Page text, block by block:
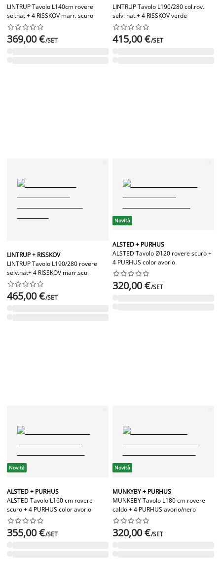
LINTRUP Tavolo L140cm rovere
sel.nat + 4 RISSKOV marr. scuro






369,00 €/SET
LINTRUP Tavolo L190/280 col.rov.
selv. nat.+ 4 RISSKOV verde






415,00 €/SET
LINTRUP + RISSKOV
LINTRUP Tavolo L190/280 rovere
selv.nat+ 4 RISSKOV marr.scu.






465,00 €/SET
Novità
ALSTED + PURHUS
ALSTED Tavolo Ø120 rovere scuro +
4 PURHUS color avorio






320,00 €/SET
Novità
ALSTED + PURHUS
ALSTED Tavolo L160 cm rovere
scuro + 4 PURHUS color avorio






355,00 €/SET
Novità
MUNKYBY + PURHUS
MUNKEBY Tavolo L180 cm rovere
caldo + 4 PURHUS avorio/nero






320,00 €/SET